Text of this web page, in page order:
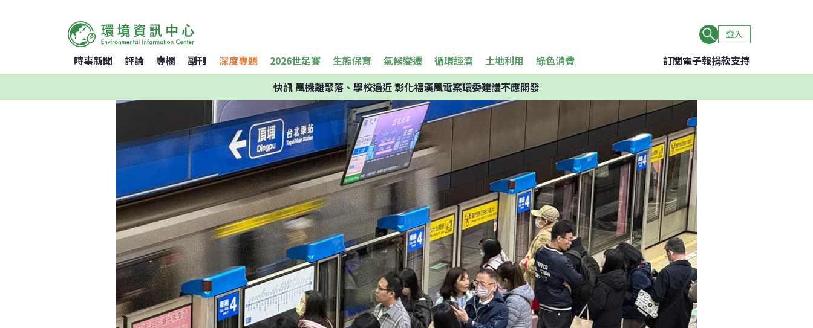
登入
時事新聞 評論 專欄 副刊 深度專題 2026世足賽 生態保育 氣候變遷 循環經濟 土地利用 綠色消費 訂閱電子報捐款支持
快訊風機離聚落、學校過近 彰化福漢風電案環委建議不應開發